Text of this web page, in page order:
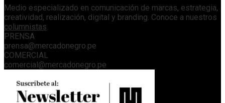
Medio especializado en comunicación de marcas, estrategia,
creatividad, realización, digital y branding. Conoce a nuestros
columnistas.
PRENSA
prensa@mercadonegro.pe
COMERCIAL
comercial@mercadonegro.pe